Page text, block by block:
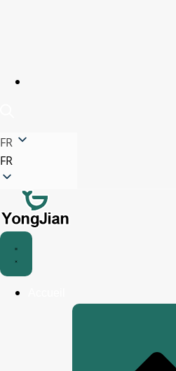
FR
FR